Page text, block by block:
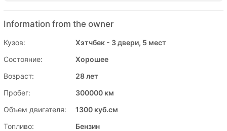
Information from the owner
Кузов:
Хэтчбек - 3 двери, 5 мест
Состояние:
Хорошее
Возраст:
28 лет
Пробег:
300000 км
Объем двигателя:
1300 куб.см
Топливо:
Бензин